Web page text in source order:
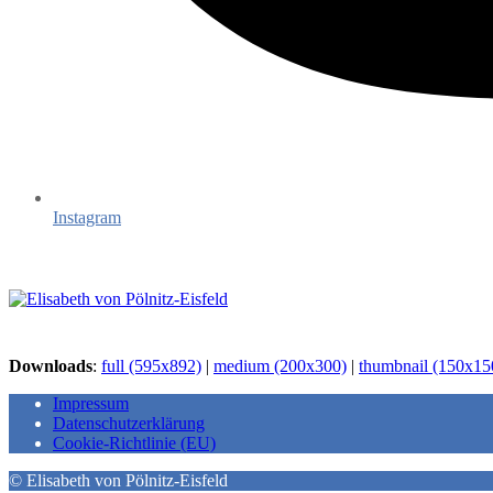
Instagram
Downloads: full (595x892) | medium (200x300) | thumbnail
Impressum
Datenschutzerklärung
Cookie-Richtlinie (EU)
© Elisabeth von Pölnitz-Eisfeld